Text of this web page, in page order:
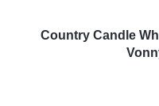
Country Candle